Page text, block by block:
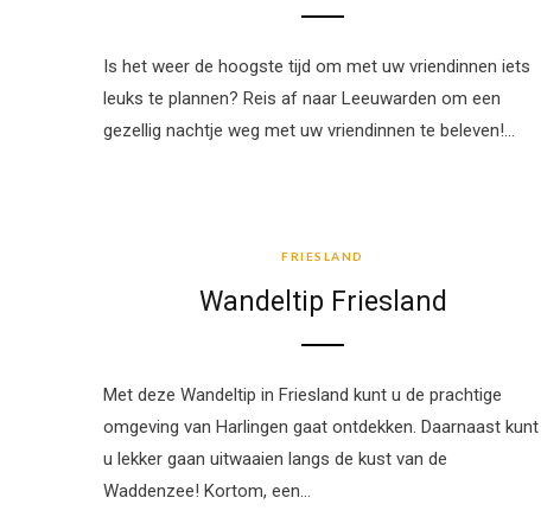
Is het weer de hoogste tijd om met uw vriendinnen iets
leuks te plannen? Reis af naar Leeuwarden om een
gezellig nachtje weg met uw vriendinnen te beleven!…
FRIESLAND
Wandeltip Friesland
Met deze Wandeltip in Friesland kunt u de prachtige
omgeving van Harlingen gaat ontdekken. Daarnaast kunt
u lekker gaan uitwaaien langs de kust van de
Waddenzee! Kortom, een…